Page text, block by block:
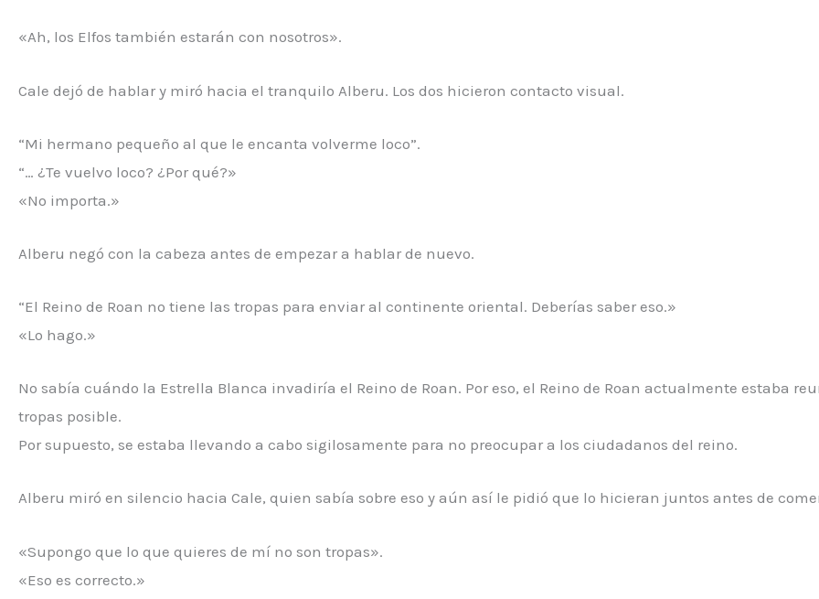
«Ah, los Elfos también estarán con nosotros».
Cale dejó de hablar y miró hacia el tranquilo Alberu. Los dos hicieron contacto visual.
“Mi hermano pequeño al que le encanta volverme loco”.
“… ¿Te vuelvo loco? ¿Por qué?»
«No importa.»
Alberu negó con la cabeza antes de empezar a hablar de nuevo.
“El Reino de Roan no tiene las tropas para enviar al continente oriental. Deberías saber eso.»
«Lo hago.»
No sabía cuándo la Estrella Blanca invadiría el Reino de Roan. Por eso, el Reino de Roan actualmente estaba
tropas posible.
Por supuesto, se estaba llevando a cabo sigilosamente para no preocupar a los ciudadanos del reino.
Alberu miró en silencio hacia Cale, quien sabía sobre eso y aún así le pidió que lo hicieran juntos antes de
«Supongo que lo que quieres de mí no son tropas».
«Eso es correcto.»